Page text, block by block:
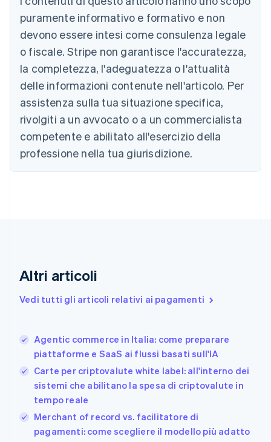
puramente informativo e formativo e non
devono essere intesi come consulenza legale
o fiscale. Stripe non garantisce l'accuratezza,
la completezza, l'adeguatezza o l'attualità
delle informazioni contenute nell'articolo. Per
assistenza sulla tua situazione specifica,
rivolgiti a un avvocato o a un commercialista
competente e abilitato all'esercizio della
professione nella tua giurisdizione.
Altri articoli
Vedi tutti gli articoli relativi ai pagamenti
Agentic commerce in Italia: come preparare
piattaforme e SaaS ai flussi basati sull'IA
Carte per criptovalute white label: all'interno dei
sistemi che abilitano la spesa di criptovalute in
tempo reale
Merchant of record vs. facilitatore di
pagamenti: come scegliere il modello più adatto
DeutschEnglish
Belgio
Nederlands Français English
Brasile
PortuguêsEnglish
Bulgaria
Canada
EnglishFrançais
Cina continentale
简体中文English
Cipro
Finlandia
Francia
DeutschEnglish
Giappone
日本語
Gibilterra
English
Grecia
English
India
English